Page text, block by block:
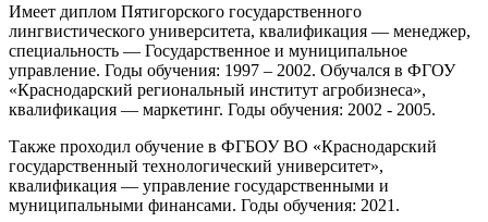
Имеет диплом Пятигорского государственного
лингвистического университета, квалификация — менеджер,
специальность — Государственное и муниципальное
управление. Годы обучения: 1997 – 2002. Обучался в ФГОУ
«Краснодарский региональный институт агробизнеса»,
квалификация — маркетинг. Годы обучения: 2002 - 2005.
Также проходил обучение в ФГБОУ ВО «Краснодарский
государственный технологический университет»,
квалификация — управление государственными и
муниципальными финансами. Годы обучения: 2021.